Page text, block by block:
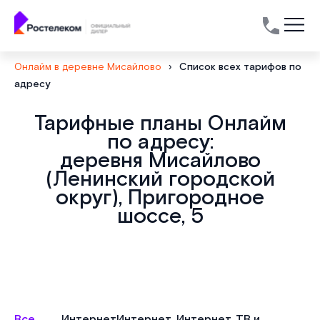
Онлайм в деревне Мисайлово ›
Список всех тарифов по
адресу
Тарифные планы Онлайм
по адресу:
деревня Мисайлово
(Ленинский городской
округ), Пригородное
шоссе, 5